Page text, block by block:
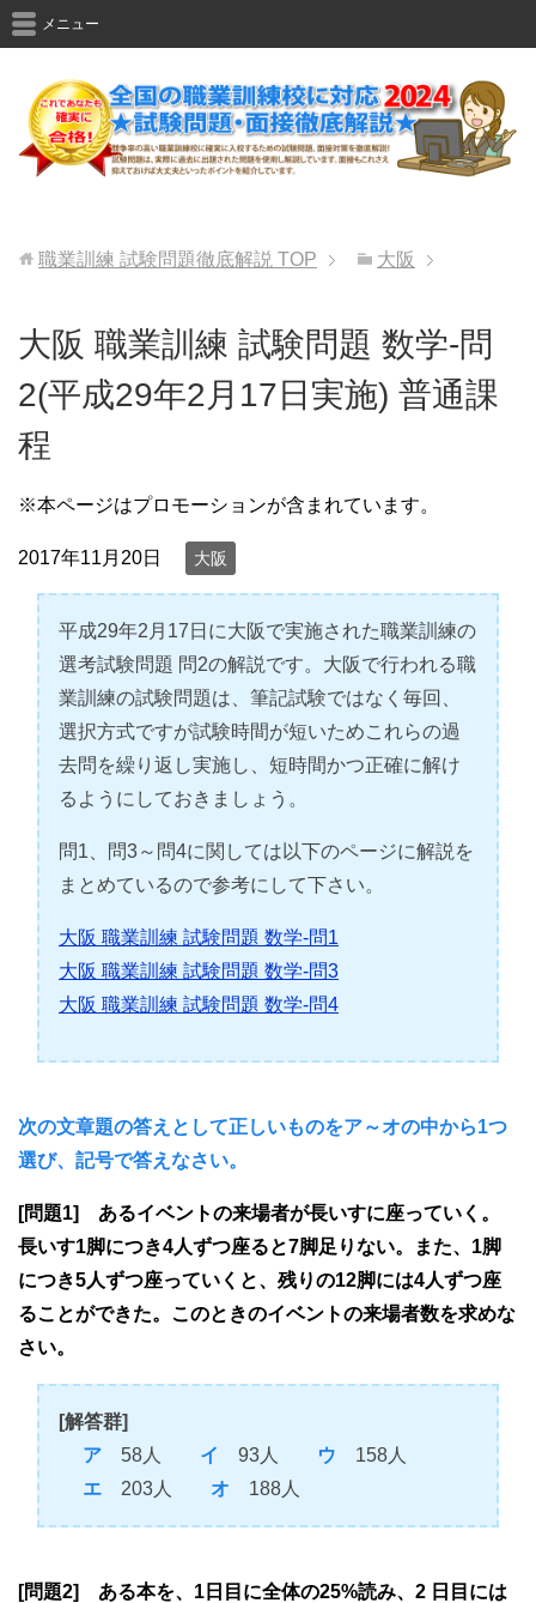
メニュー
職業訓練 試験問題徹底解説 TOP 大阪
大阪 職業訓練 試験問題 数学-問
2(平成29年2月17日実施) 普通課
程
※本ページはプロモーションが含まれています。
2017年11月20日 大阪
平成29年2月17日に大阪で実施された職業訓練の
選考試験問題 問2の解説です。大阪で行われる職
業訓練の試験問題は、筆記試験ではなく毎回、
選択方式ですが試験時間が短いためこれらの過
去問を繰り返し実施し、短時間かつ正確に解け
るようにしておきましょう。
問1、問3～問4に関しては以下のページに解説を
まとめているので参考にして下さい。
大阪 職業訓練 試験問題 数学-問1
大阪 職業訓練 試験問題 数学-問3
大阪 職業訓練 試験問題 数学-問4
次の文章題の答えとして正しいものをア～オの中から1つ
選び、記号で答えなさい。
[問題1] あるイベントの来場者が長いすに座っていく。
長いす1脚につき4人ずつ座ると7脚足りない。また、1脚
につき5人ずつ座っていくと、残りの12脚には4人ずつ座
ることができた。このときのイベントの来場者数を求めな
さい。
[解答群]
ア 58人 イ 93人 ウ 158人
エ 203人 オ 188人
[問題2] ある本を、1日目に全体の25%読み、2 日目には